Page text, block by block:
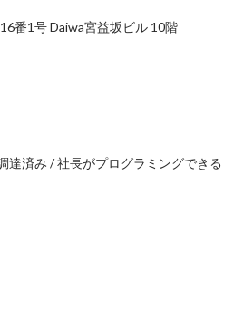
固定された投稿
番1号Daiwa宮益坂ビル 10階
達済み / 社長がプログラミングできる